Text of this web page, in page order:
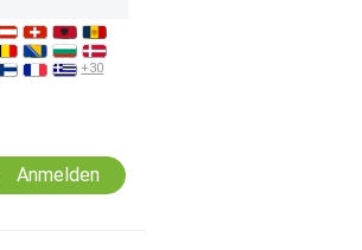
+30
Anmelden